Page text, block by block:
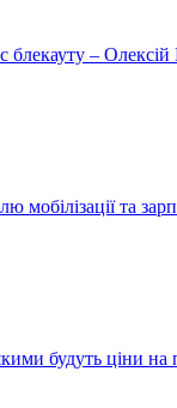
блекауту –
та
будуть ціни